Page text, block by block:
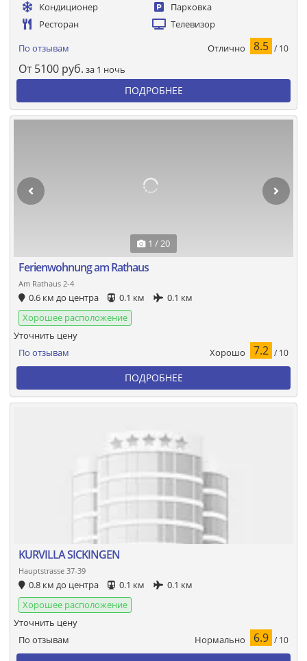
Кондиционер
Парковка
Ресторан
Телевизор
По отзывам Отлично 8.5 / 10
От 5100 руб. за 1 ночь
ПОДРОБНЕЕ
1 / 20
Ferienwohnung am Rathaus
Am Rathaus 2-4
0.6 км до центра 0.1 км
0.1 км
Хорошее расположение
По отзывам Хорошо 7.2 / 10
Уточнить цену
ПОДРОБНЕЕ
KURVILLA SICKINGEN
Hauptstrasse 37-39
0.8 км до центра 0.1 км
0.1 км
Хорошее расположение
По отзывам Нормально 6.9 / 10
Уточнить цену